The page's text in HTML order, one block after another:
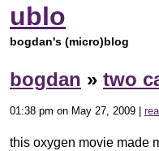
ublo
bogdan's (micro)blog
bogdan » two
01:38 pm on May 27, 2009 |
this oxygen movie made